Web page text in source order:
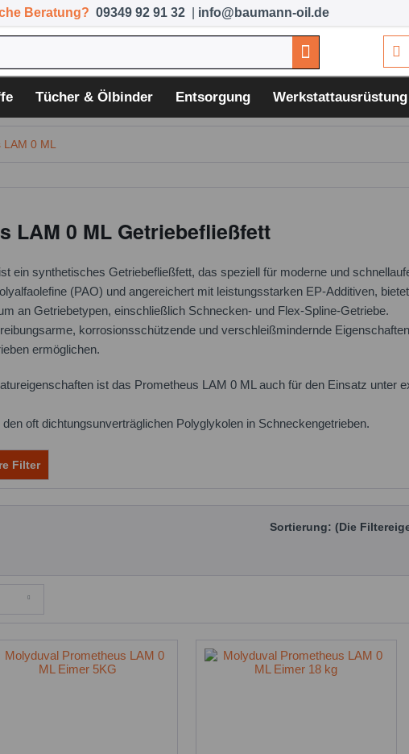
Beratung? 09349 92 91 32 info@baumann-oil.de
Tücher & Ölbinder Entsorgung Werkstattausrüstung
0 ML
LAM 0 ML Getriebefließfett
ein synthetisches Getriebefließfett, das speziell für moderne und
(PAO) und angereichert mit leistungsstarken EP-Additiven,
an Getriebetypen, einschließlich Schnecken- und Flex-Spline-Getriebe.
korrosionsschützende und verschleißmindernde
ermöglichen.
ist das Prometheus LAM 0 ML auch für den Einsatz unter
oft dichtungsunverträglichen Polyglykolen in Schneckengetrieben.
Filter
Sortierung: (Die